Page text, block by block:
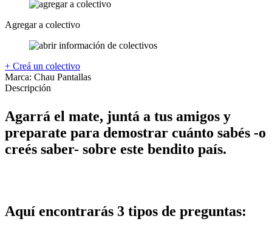
Agregar a colectivo
+ Creá un colectivo
Marca: Chau Pantallas
Descripción
Agarrá el mate, juntá a tus amigos y
preparate para demostrar cuánto sabés -o
creés saber- sobre este bendito país.
Aquí encontrarás 3 tipos de preguntas: